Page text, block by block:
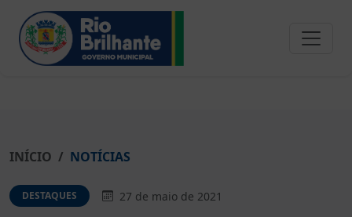
INÍCIO NOTÍCIAS
DESTAQUES 27 de maio de 2021